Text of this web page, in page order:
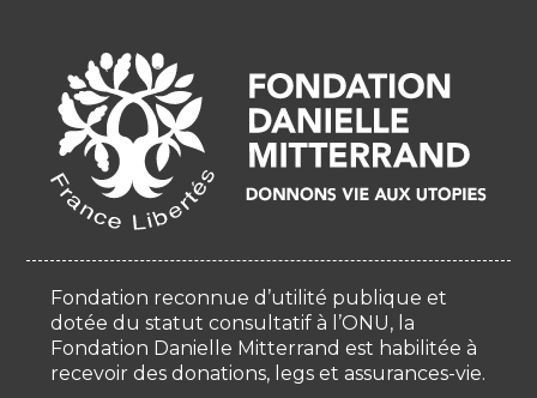
Fondation reconnue d’utilité publique et
dotée du statut consultatif à l’ONU, la
Fondation Danielle Mitterrand est habilitée à
recevoir des donations, legs et assurances-vie.